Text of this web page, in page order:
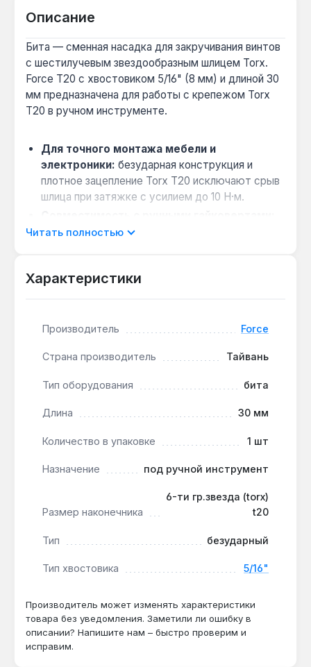
Описание
Бита — сменная насадка для закручивания винтов
с шестилучевым звездообразным шлицем Torx.
Force T20 с хвостовиком 5/16" (8 мм) и длиной 30
мм предназначена для работы с крепежом Torx
T20 в ручном инструменте.
Для точного монтажа мебели и
электроники: безударная конструкция и
плотное зацепление Torx T20 исключают срыв
шлица при затяжке с усилием до 10 Н·м.
хвостовик 5/16" (8 мм) подходит для
авторемонте и сборке.
устойчивость к деформации при многократном
Производство Тайвань:инструмент
изготовлен на Тайване, что гарантирует
наконечника.
Бита Force T20 применяется для закручивания
винтов Torx в мебельной сборке, авторемонте и
повреждения шлица. Гарантия 1 год, доставка по
Украине.
Подходит ли бита для ударных
только для ручного инструмента, так как
ударные нагрузки могут повредить
наконечник Torx T20.
Читать полностью
Характеристики
Производитель Force
Страна производитель Тайвань
Тип оборудования бита
Длина 30 мм
Количество в упаковке 1 шт
Назначение под ручной инструмент
Размер наконечника
6-ти гр.звезда (torx)
t20
Тип безударный
Тип хвостовика 5/16"
Производитель может изменять характеристики
товара без уведомления. Заметили ли ошибку в
описании? Напишите нам – быстро проверим и
исправим.